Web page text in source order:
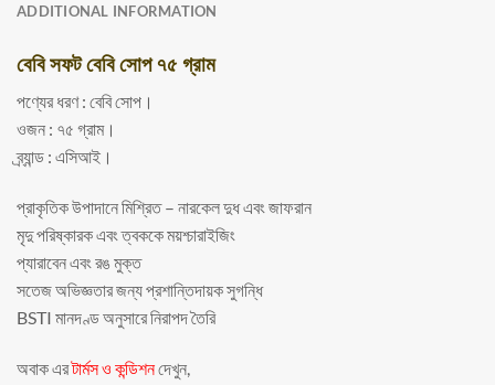
ADDITIONAL INFORMATION
বেবি সফট বেবি সোপ ৭৫ গ্রাম
পণ্যের ধরণ : বেবি সোপ।
ওজন : ৭৫ গ্রাম।
ব্র্যান্ড : এসিআই।
প্রাকৃতিক উপাদানে মিশ্রিত – নারকেল দুধ এবং জাফরান
মৃদু পরিষ্কারক এবং ত্বককে ময়শ্চারাইজিং
প্যারাবেন এবং রঙ মুক্ত
সতেজ অভিজ্ঞতার জন্য প্রশান্তিদায়ক সুগন্ধি
BSTI মানদণ্ড অনুসারে নিরাপদ তৈরি
অবাক এরটার্মস ও কন্ডিশনদেখুন,